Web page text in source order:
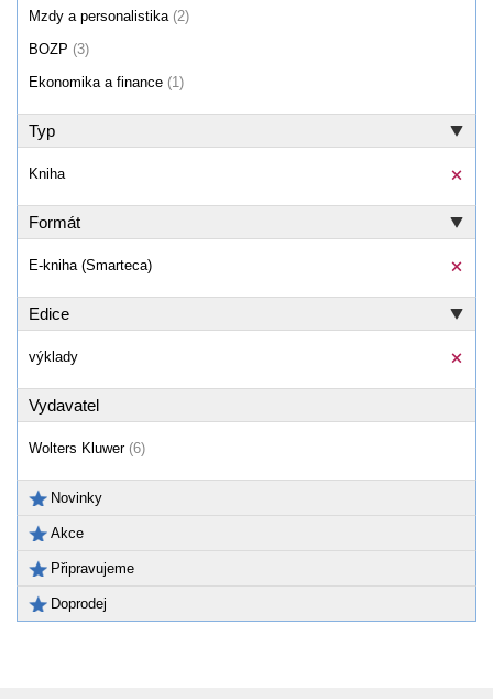
Mzdy a personalistika (2)
BOZP (3)
Ekonomika a finance (1)
Typ
Kniha
Formát
E-kniha (Smarteca)
Edice
výklady
Vydavatel
Wolters Kluwer (6)
Novinky
Akce
Připravujeme
Doprodej